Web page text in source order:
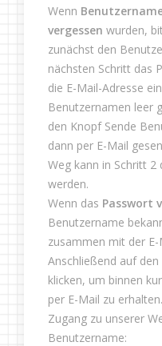
Wenn
vergessen wurden,
zunächst den
nächsten Schritt das
die E-Mail-Adresse
Benutzernamen leer
den Knopf Sende
dann per E-Mail
Weg kann in Schritt
werden.
Wenn das Passwort
Benutzername
zusammen mit der
Anschließend auf
klicken, um binnen
per E-Mail zu
Zugang zu unserer
Benutzername: